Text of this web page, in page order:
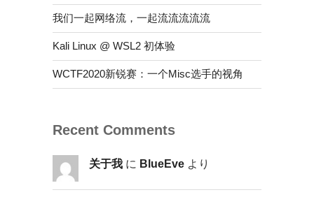
我们一起网络流，一起流流流流流
Kali Linux @ WSL2 初体验
WCTF2020新锐赛：一个Misc选手的视角
Recent Comments
关于我に BlueEveより